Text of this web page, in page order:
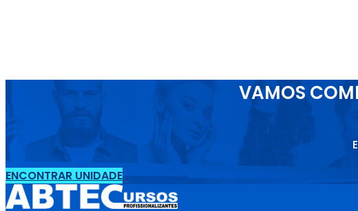
VAMOS
ENCONTRAR UNIDADE